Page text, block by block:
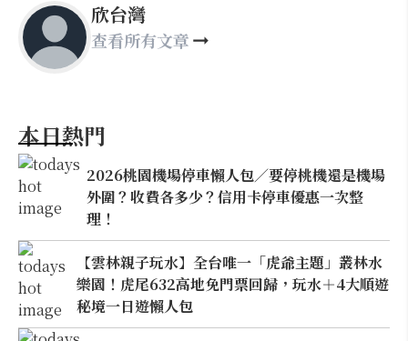
欣台灣
查看所有文章
本日熱門
2026桃園機場停車懶人包／要停桃機還是機場
外圍？收費各多少？信用卡停車優惠一次整
理！
【雲林親子玩水】全台唯一「虎爺主題」叢林水
樂園！虎尾632高地免門票回歸，玩水＋4大順遊
秘境一日遊懶人包